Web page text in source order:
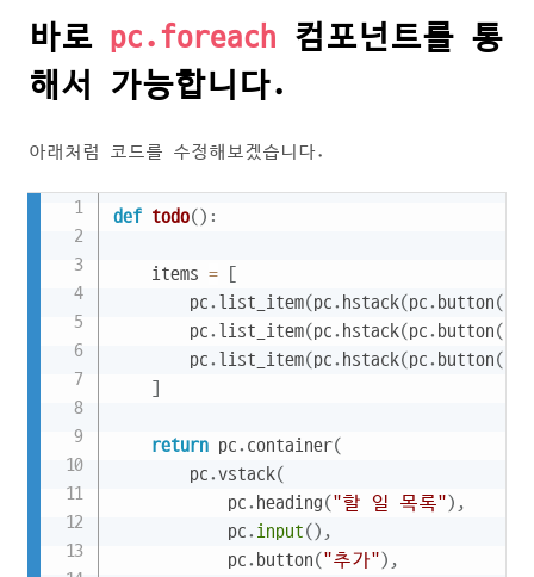
바로 pc.foreach 컴포넌트를 통
해서 가능합니다.
아래처럼 코드를 수정해보겠습니다.
def todo() :
    items
=
[
        pc
. list_item(pc. hstack(pc. button(
        pc
. list_item(pc. hstack(pc. button(
        pc
. list_item(pc. hstack(pc. button(
]
return pc. container(
        pc
.vstack(
            pc
. heading("할 일 목록") ,
            pc
. input() ,
            pc
. button("추가") ,